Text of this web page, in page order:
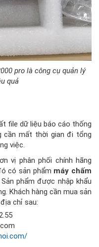
pro là công cụ quản lý
quả
file dữ liệu báo cáo thống
cần mất thời gian đi tổng
việc.
vị phân phối chính hãng
có sản phẩm máy chấm
Sản phẩm được nhập khẩu
Khách hàng cần mua sản
chỉ sau: